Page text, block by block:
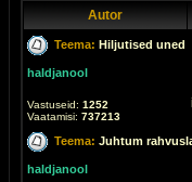
Autor
Teema: Hiljutised uned
haldjanool
Vastuseid: 1252
Vaatamisi: 737213
Teema: Juhtum
haldjanool